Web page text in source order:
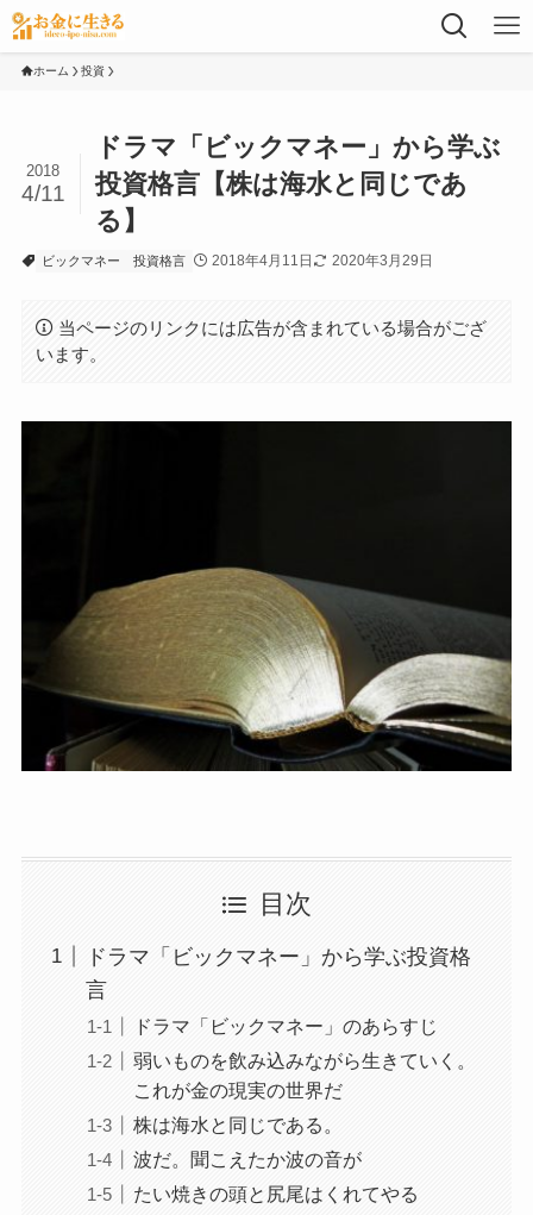
ホーム 投資
ドラマ「ビックマネー」から学ぶ
投資格言【株は海水と同じであ
る】
2018
4/11
ビックマネー 投資格言 2018年4月11日 2020年3月29日
当ページのリンクには広告が含まれている場合がござ
います。
目次
ドラマ「ビックマネー」から学ぶ投資格
言
ドラマ「ビックマネー」のあらすじ
弱いものを飲み込みながら生きていく。
これが金の現実の世界だ
株は海水と同じである。
波だ。聞こえたか波の音が
たい焼きの頭と尻尾はくれてやる